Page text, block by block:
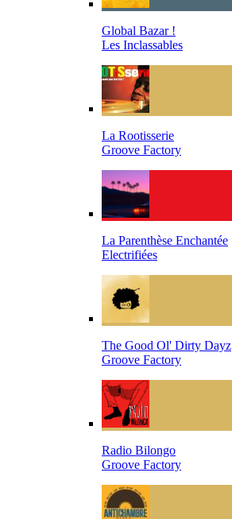
Global Bazar !
Les Inclassables
La Rootisserie
Groove Factory
La Parenthèse Enchantée
Electrifiées
The Good Ol' Dirty Dayz
Groove Factory
Radio Bilongo
Groove Factory